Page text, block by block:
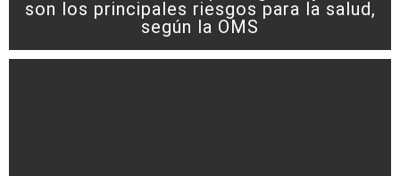
son los principales riesgos para la salud,
según la OMS